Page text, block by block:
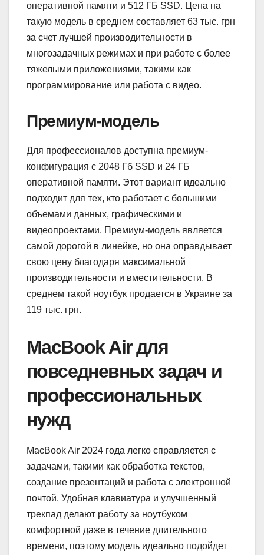
оперативной памяти и 512 ГБ SSD. Цена на
такую модель в среднем составляет 63 тыс. грн
за счет лучшей производительности в
многозадачных режимах и при работе с более
тяжелыми приложениями, такими как
программирование или работа с видео.
Премиум-модель
Для профессионалов доступна премиум-
конфигурация с 2048 Гб SSD и 24 ГБ
оперативной памяти. Этот вариант идеально
подходит для тех, кто работает с большими
объемами данных, графическими и
видеопроектами. Премиум-модель является
самой дорогой в линейке, но она оправдывает
свою цену благодаря максимальной
производительности и вместительности. В
среднем такой ноутбук продается в Украине за
119 тыс. грн.
MacBook Air для
повседневных задач и
профессиональных
нужд
MacBook Air 2024 года легко справляется с
задачами, такими как обработка текстов,
создание презентаций и работа с электронной
почтой. Удобная клавиатура и улучшенный
трекпад делают работу за ноутбуком
комфортной даже в течение длительного
времени, поэтому модель идеально подойдет